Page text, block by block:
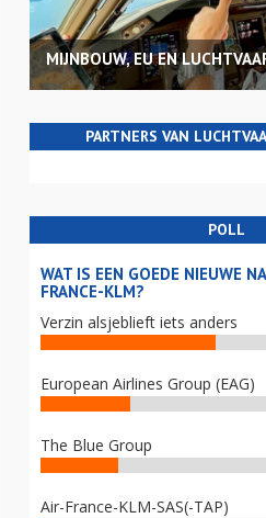
MIJNBOUW, EU EN
PARTNERS VAN
POLL
WAT IS EEN GOEDE NIEUWE
FRANCE-KLM?
Verzin alsjeblieft iets anders
European Airlines Group (EAG)
The Blue Group
Air-France-KLM-SAS(-TAP)